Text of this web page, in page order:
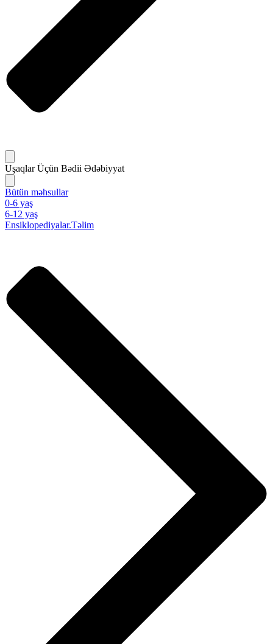
Uşaqlar Üçün Bədii Ədəbiyyat
Bütün məhsullar
0-6 yaş
6-12 yaş
Ensiklopediyalar.Təlim